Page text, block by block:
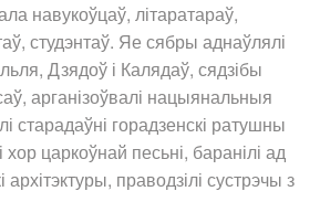
навукоўцаў, літаратараў,
студэнтаў. Яе сябры аднаўлялі
Дзядоў і Калядаў, сядзібы
арганізоўвалі нацыянальныя
старадаўні горадзенскі ратушны
хор царкоўнай песьні, баранілі ад
архітэктуры, праводзілі сустрэчы з